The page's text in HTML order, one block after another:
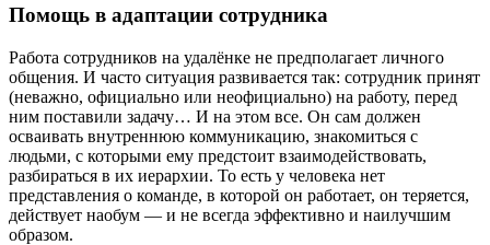
Помощь в адаптации сотрудника
Работа сотрудников на удалёнке не предполагает личного
общения. И часто ситуация развивается так: сотрудник принят
(неважно, официально или неофициально) на работу, перед
ним поставили задачу… И на этом все. Он сам должен
осваивать внутреннюю коммуникацию, знакомиться с
людьми, с которыми ему предстоит взаимодействовать,
разбираться в их иерархии. То есть у человека нет
представления о команде, в которой он работает, он теряется,
действует наобум — и не всегда эффективно и наилучшим
образом.